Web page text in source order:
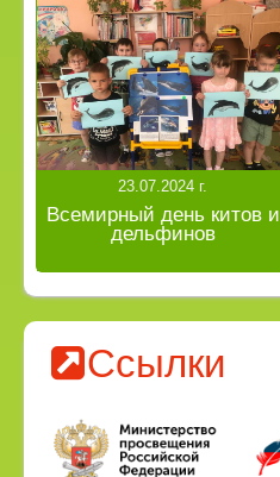
23.07.2024 г.
Всемирный день китов и
дельфинов
Ссылки